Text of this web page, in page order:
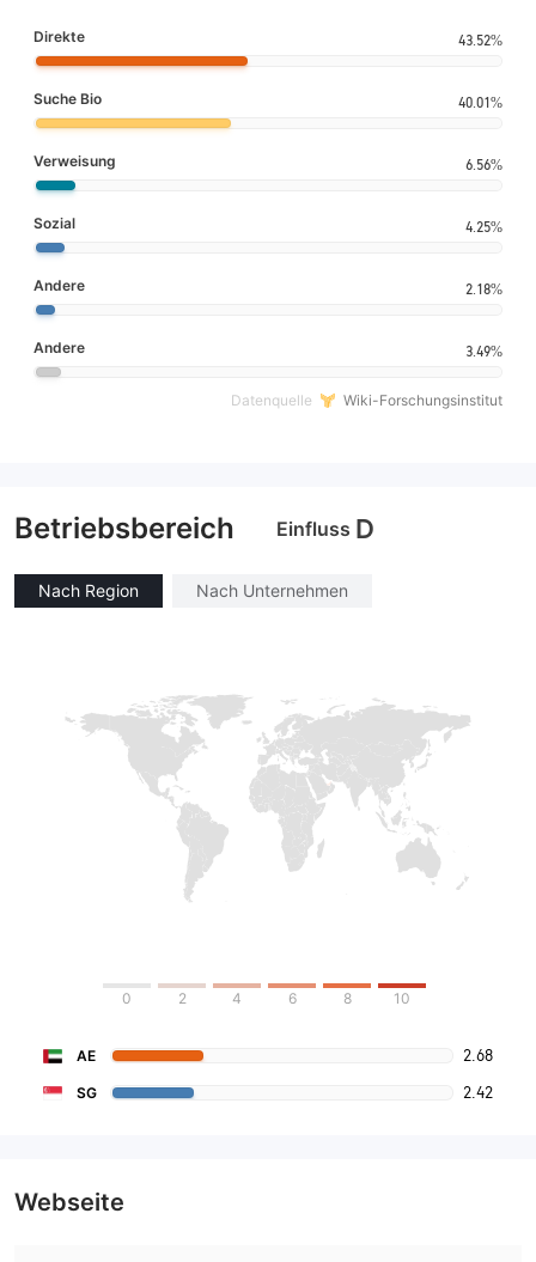
Direkte 43.52%
Suche Bio 40.01%
Verweisung 6.56%
Sozial 4.25%
Andere 2.18%
Andere 3.49%
Datenquelle Wiki-Forschungsinstitut
Betriebsbereich Einfluss D
Nach Region Nach Unternehmen
0 2 4 6 8 10
AE 2.68
SG 2.42
Webseite